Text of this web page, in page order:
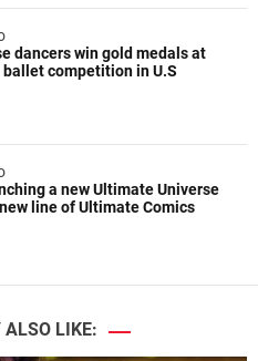
dancers win gold medals at
competition in U.S
a new Ultimate Universe
line of Ultimate Comics
ALSO LIKE: